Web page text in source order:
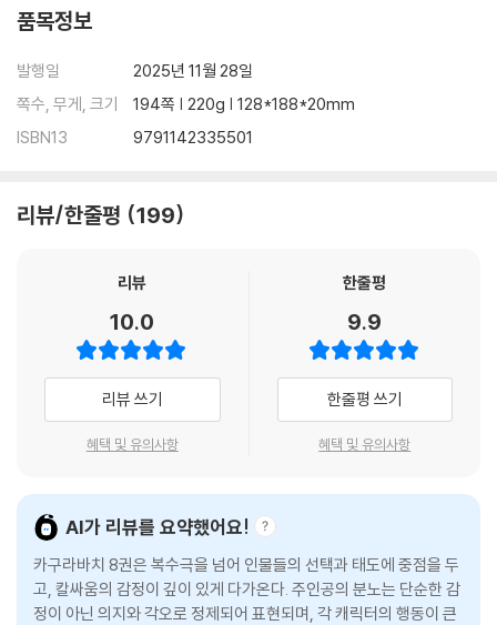
품목정보
발행일
2025년 11월 28일
쪽수, 무게, 크기
194쪽 | 220g | 128*188*20mm
ISBN13
9791142335501
리뷰/한줄평 199
리뷰
10.0
리뷰 쓰기
혜택 및 유의사항
한줄평
9.9
한줄평 쓰기
혜택 및 유의사항
AI가 리뷰를 요약했어요!
카구라바치 8권은 복수극을 넘어 인물들의 선택과 태도에 중점을 두
고, 칼싸움의 감정이 깊이 있게 다가온다. 주인공의 분노는 단순한 감
정이 아닌 의지와 각오로 정제되어 표현되며, 각 캐릭터의 행동이 큰